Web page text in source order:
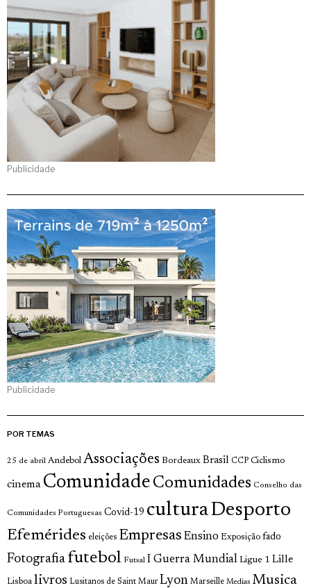
Publicidade
Publicidade
POR TEMAS
25 de abril Andebol Associações Bordeaux Brasil CCP Ciclismo
cinema Comunidade Comunidades Conselho das
Comunidades Portuguesas Covid-19 culturaDesporto
Efemérides eleições Empresas Ensino Exposição fado
Fotografia futebol Futsal I Guerra Mundial Ligue 1 Lille
Lisboa livros Lusitanos de Saint Maur Lyon Marseille Medias Musica